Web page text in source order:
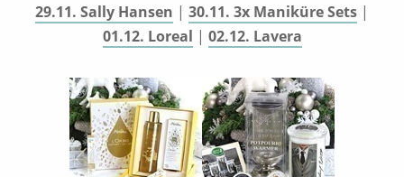
29.11. Sally Hansen | 30.11. 3x Maniküre Sets |
01.12. Loreal | 02.12. Lavera